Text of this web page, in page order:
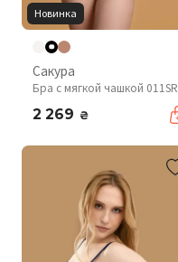
Новинка
Сакура
Бра с мягкой чашкой 011SR
2 269 ₴